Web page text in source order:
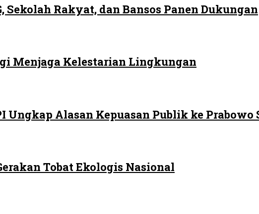
Sekolah Rakyat, dan Bansos Panen Dukungan
Menjaga Kelestarian Lingkungan
Ungkap Alasan Kepuasan Publik ke Prabowo
Tobat Ekologis Nasional